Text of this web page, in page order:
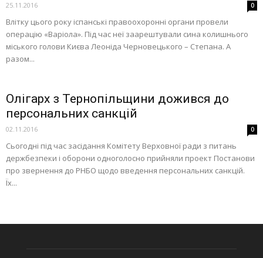
25.11.2016 0
Влітку цього року іспанські правоохоронні органи провели
операцію «Варіола». Під час неї заарештували сина колишнього
міського голови Києва Леоніда Черновецького – Степана. А
разом...
Олігарх з Тернопільщини дожився до
персональних санкцій
02.11.2016 0
Сьогодні під час засідання Комітету Верховної ради з питань
держбезпеки і оборони одноголосно прийняли проект Постанови
про звернення до РНБО щодо введення персональних санкцій.
Їх...